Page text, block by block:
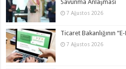
Savunma Anlaşması
7 Ağustos 2026
Ticaret Bakanlığının
7 Ağustos 2026